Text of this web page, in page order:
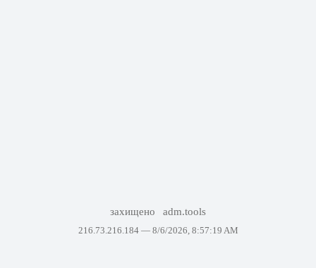
захищено adm.tools
216.73.216.184 — 8/6/2026, 8:57:19 AM